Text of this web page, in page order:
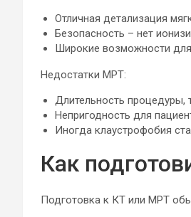
Отличная детализация
Безопасность – нет
Широкие возможности для
Недостатки МРТ:
Длительность
Непригодность для
Иногда клаустрофобия
Как
Подготовка к КТ или МРТ